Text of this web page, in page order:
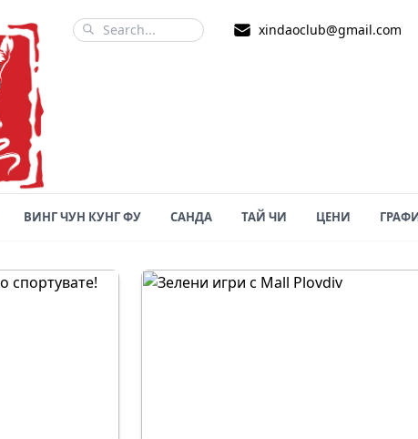
xindaoclub@gmail.com
ВИНГ ЧУН КУНГ ФУ САНДА ТАЙ ЧИ ЦЕНИ